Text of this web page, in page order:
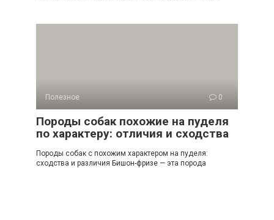
Полезное 0
Породы собак похожие на пуделя
по характеру: отличия и сходства
Породы собак с похожим характером на пуделя:
сходства и различия Бишон-фризе — эта порода